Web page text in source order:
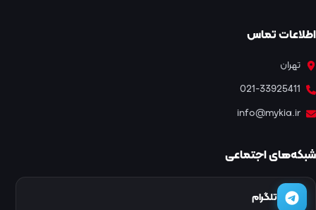
اطلاعات تماس
تهران
021-33925411
info@mykia.ir
شبکه‌های اجتماعی
تلگرام